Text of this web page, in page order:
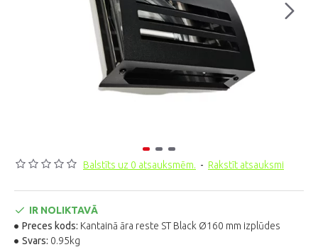
Balstīts uz 0 atsauksmēm. - Rakstīt atsauksmi
IR NOLIKTAVĀ
Preces kods: Kantainā āra reste ST Black Ø160 mm izplūdes
Svars: 0.95kg